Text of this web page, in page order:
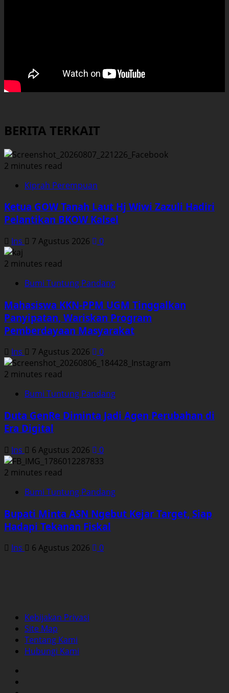
BERITA TERKAIT
2 minutes read
Kiprah Perempuan
Ketua GOW Tanah Laut Hj Wiwi Zazuli Hadiri
Pelantikan BKOW Kalsel
Ins 7 Agustus 2026
0
2 minutes read
Bumi Tuntung Pandang
Mahasiswa KKN-PPM UGM Tinggalkan
Panyipatan, Wariskan Program
Pemberdayaan Masyarakat
Ins 7 Agustus 2026
0
2 minutes read
Bumi Tuntung Pandang
Duta GenRe Diminta Jadi Agen Perubahan di
Era Digital
Ins 6 Agustus 2026
0
2 minutes read
Bumi Tuntung Pandang
Bupati Minta ASN Ngebut Kejar Target, Siap
Hadapi Tekanan Fiskal
Ins 6 Agustus 2026 0
Kebijakan Privasi
Site Map
Tentang Kami
Hubungi Kami